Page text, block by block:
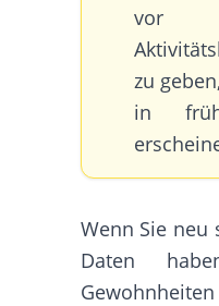
vor
zu
in
Wenn Sie
Daten